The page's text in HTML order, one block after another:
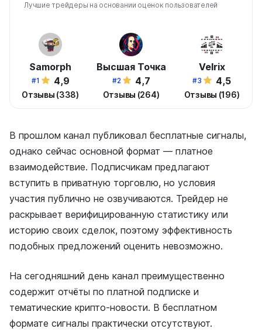
Лучшие трейдеры на основании оценок пользователей
Samorph
#1 4,9
Отзывы (338)
Высшая Точка
#2 4,7
Отзывы (264)
Velrix
#3 4,5
Отзывы (196)
В прошлом канал публиковал бесплатные сигналы,
однако сейчас основной формат — платное
взаимодействие. Подписчикам предлагают
вступить в приватную торговлю, но условия
участия публично не озвучиваются. Трейдер не
раскрывает верифицированную статистику или
историю своих сделок, поэтому эффективность
подобных предложений оценить невозможно.
На сегодняшний день канал преимущественно
содержит отчёты по платной подписке и
тематические крипто-новости. В бесплатном
формате сигналы практически отсутствуют.